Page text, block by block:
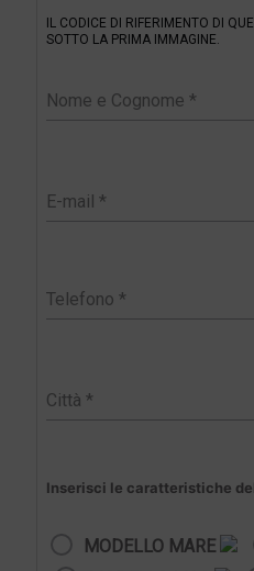
IL CODICE DI RIFERIMENTO DI
SOTTO LA PRIMA IMMAGINE.
Inserisci le caratteristiche
MODELLO MARE